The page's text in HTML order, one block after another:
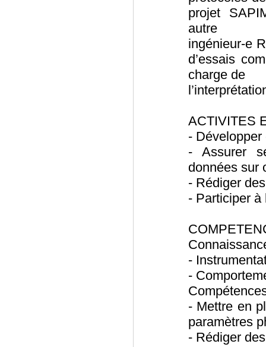
projet
autre
ingénieur-e
d’essais
charge de
ACTIVITES
-
- Assurer
données sur
- Rédiger
- Participer à
-
-
- Mettre en
paramètres
- Rédiger